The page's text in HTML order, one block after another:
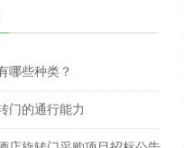
哪些种类？
门的通行能力